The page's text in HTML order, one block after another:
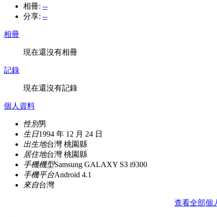
相冊: --
分享: --
相冊
現在還沒有相冊
記錄
現在還沒有記錄
個人資料
性別男
生日1994 年 12 月 24 日
出生地台灣 桃園縣
居住地台灣 桃園縣
手機機型Samsung GALAXY S3 i9300
手機平台Android 4.1
來自台灣
查看全部個